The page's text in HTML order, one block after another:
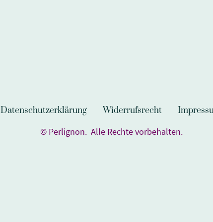
Datenschutzerklärung Widerrufsrecht
© Perlignon. Alle Rechte vorbehalten.